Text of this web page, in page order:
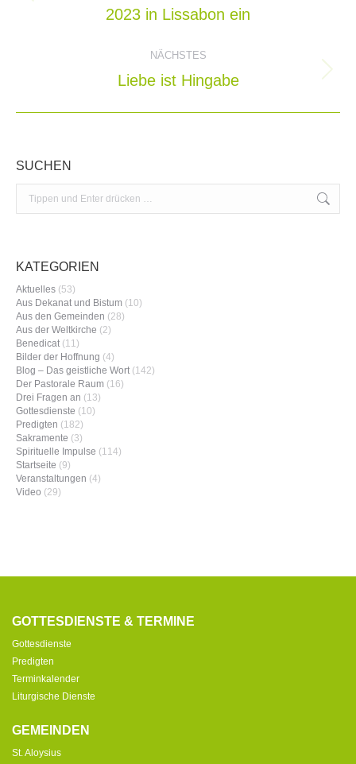
2023 in Lissabon ein
NÄCHSTES
Nächster
Liebe ist Hingabe
SUCHEN
KATEGORIEN
Aktuelles (53)
Aus Dekanat und Bistum (10)
Aus den Gemeinden (28)
Aus der Weltkirche (2)
Benedicat(11)
Bilder der Hoffnung (4)
Blog – Das geistliche Wort(142)
Der Pastorale Raum (16)
Drei Fragen an (13)
Gottesdienste (10)
Predigten (182)
Sakramente (3)
Spirituelle Impulse (114)
Startseite (9)
Veranstaltungen (4)
Video (29)
GOTTESDIENSTE & TERMINE
Gottesdienste
Predigten
Terminkalender
Liturgische Dienste
GEMEINDEN
St. Aloysius